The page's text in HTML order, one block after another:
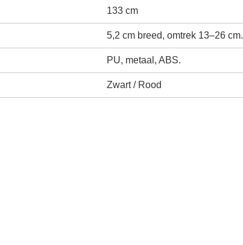
133 cm
5,2 cm breed, omtrek 13–26 cm.
PU, metaal, ABS.
Zwart / Rood